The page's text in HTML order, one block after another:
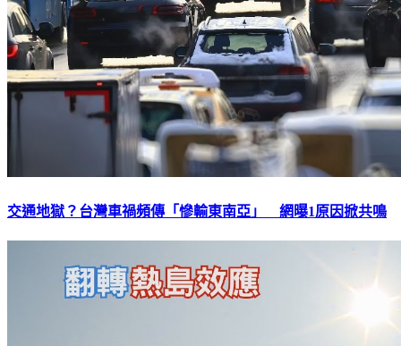
交通地獄？台灣車禍頻傳「慘輸東南亞」 網曝1原因掀共鳴